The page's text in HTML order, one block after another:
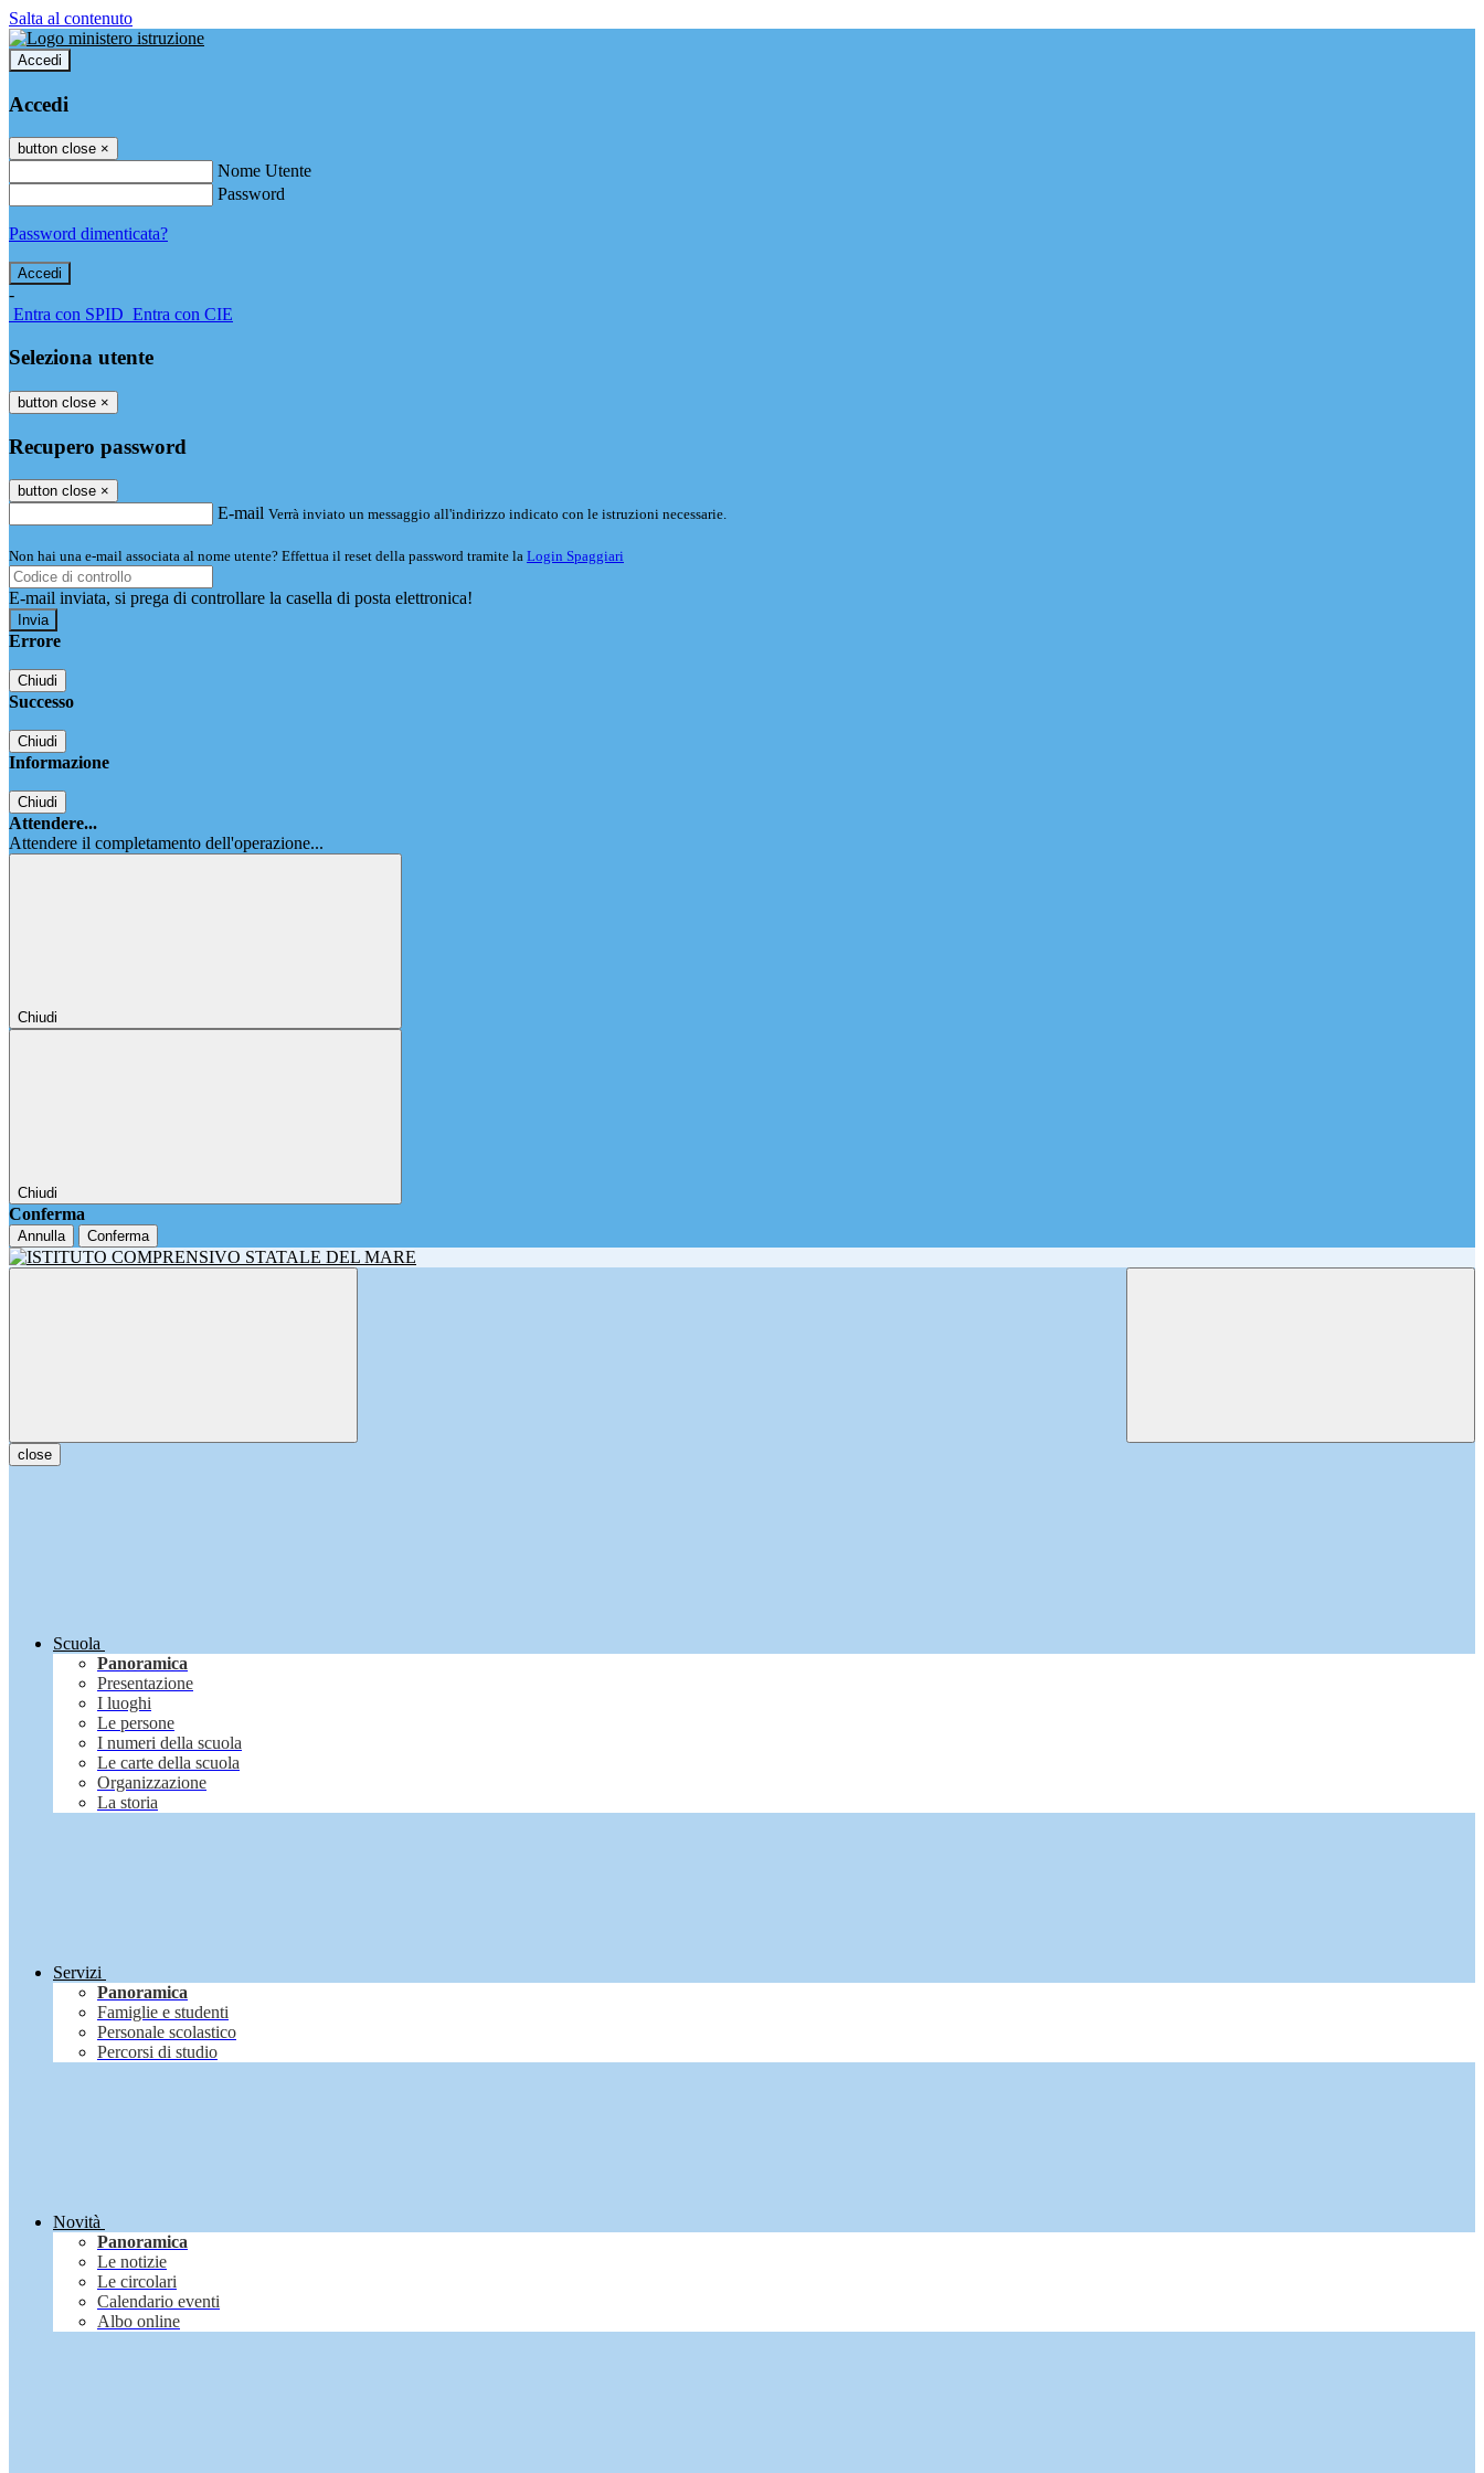
Salta al contenuto
Accedi
Accedi
button close ×
Nome Utente
Password
Password dimenticata?
-
Entra con SPID Entra con CIE
Seleziona utente
button close ×
Recupero password
button close ×
E-mail Verrà inviato un messaggio all'indirizzo indicato con le istruzioni necessarie.
Non hai una e-mail associata al nome utente? Effettua il reset della password tramite la Login Spaggiari
E-mail inviata, si prega di controllare la casella di posta elettronica!
Errore
Chiudi
Successo
Chiudi
Informazione
Chiudi
Attendere...
Attendere il completamento dell'operazione...
Chiudi
Chiudi
Conferma
Annulla Conferma
close
Scuola
Panoramica
Presentazione
I luoghi
Le persone
I numeri della scuola
Le carte della scuola
Organizzazione
La storia
Servizi
Panoramica
Famiglie e studenti
Personale scolastico
Percorsi di studio
Novità
Panoramica
Le notizie
Le circolari
Calendario eventi
Albo online